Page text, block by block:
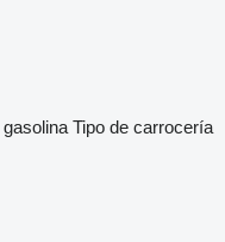
gasolina Tipo de carrocería